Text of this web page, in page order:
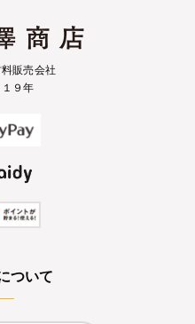
販売会社
９年
ついて